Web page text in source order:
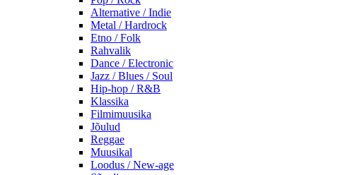
Alternative / Indie
Metal / Hardrock
Etno / Folk
Rahvalik
Dance / Electronic
Jazz / Blues / Soul
Hip-hop / R&B
Klassika
Filmimuusika
Jõulud
Reggae
Muusikal
Loodus / New-age